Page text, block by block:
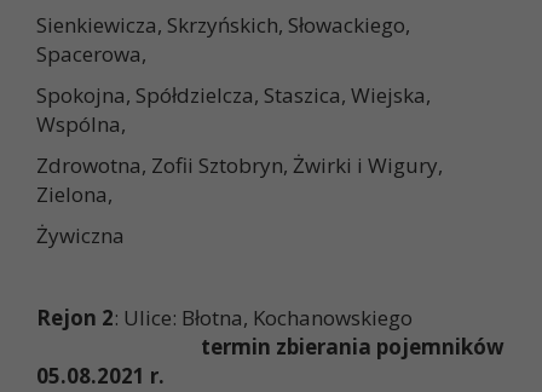
Sienkiewicza, Skrzyńskich, Słowackiego,
Spacerowa,
Spokojna, Spółdzielcza, Staszica, Wiejska,
Wspólna,
Zdrowotna, Zofii Sztobryn, Żwirki i Wigury,
Zielona,
Żywiczna
Rejon 2: Ulice: Błotna, Kochanowskiego
termin zbierania pojemników
05.08.2021 r.